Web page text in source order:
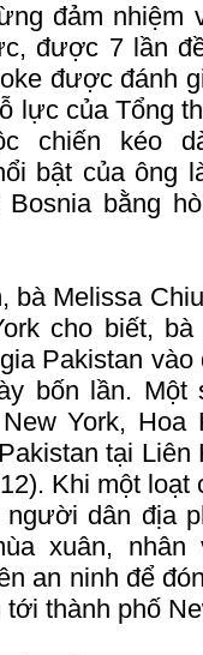
đảm
được 7 lần
được đánh
lực của Tổng
chiến kéo
bật của ông
bằng
bà Melissa
cho biết,
Pakistan vào
bốn lần.
York,
tại Liên
Khi một
người dân địa
xuân,
an ninh để
thành phố